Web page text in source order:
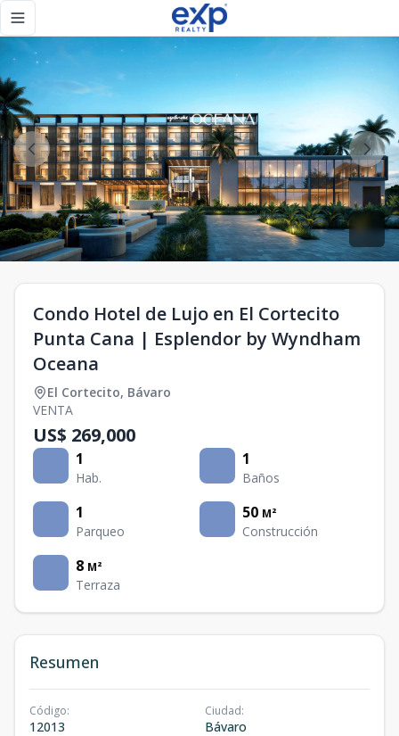
Toggle navigation menu
Condo Hotel de Lujo en El Cortecito
Punta Cana | Esplendor by Wyndham
Oceana
El Cortecito, Bávaro
VENTA
US$ 269,000
1
Hab.
1
Baños
1
Parqueo
50 M²
Construcción
8 M²
Terraza
Resumen
Código:
12013
Ciudad:
Bávaro
Condo Hotel de Lujo en El Cortecito Punta Cana |